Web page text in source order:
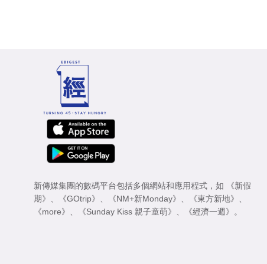
新傳媒集團的數碼平台包括多個網站和應用程式，如
《新假
期》 、 《GOtrip》 、 《NM+新Monday》 、 《東方新地》 、
《more》 、 《Sunday Kiss 親子童萌》 、 《經濟一週》 。